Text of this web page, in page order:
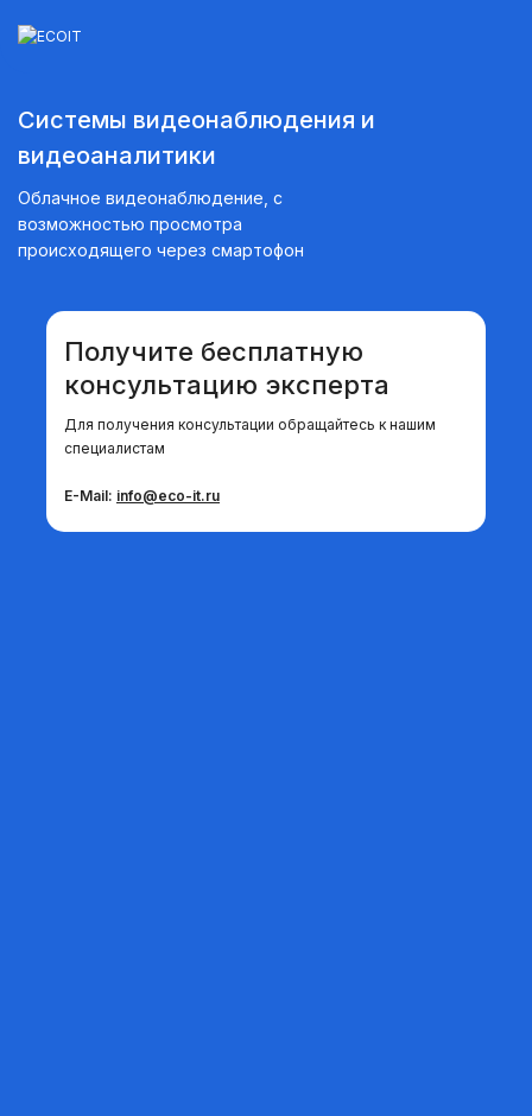
Системы видеонаблюдения и
видеоаналитики
Облачное видеонаблюдение, с
возможностью просмотра
происходящего через смартофон
Получите бесплатную
консультацию эксперта
Для получения консультации обращайтесь к нашим
специалистам
E-Mail: info@eco-it.ru
Монтажные и пусконаладочные работы
Диагностика и ремонт техники
Построение ЛВС, WI-FI, Информационной
безопасности, Сервера, СХД
Системы управления электронной
Системы видеонаблюдения и